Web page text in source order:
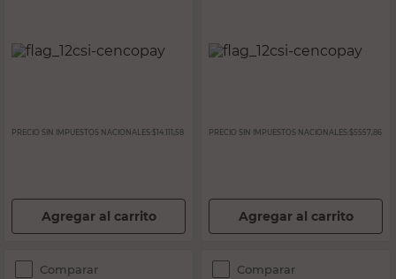
PRECIO SIN IMPUESTOS NACIONALES: $14.111,58
Agregar al carrito
PRECIO SIN IMPUESTOS NACIONALES: $5557,86
Agregar al carrito
Comparar Comparar